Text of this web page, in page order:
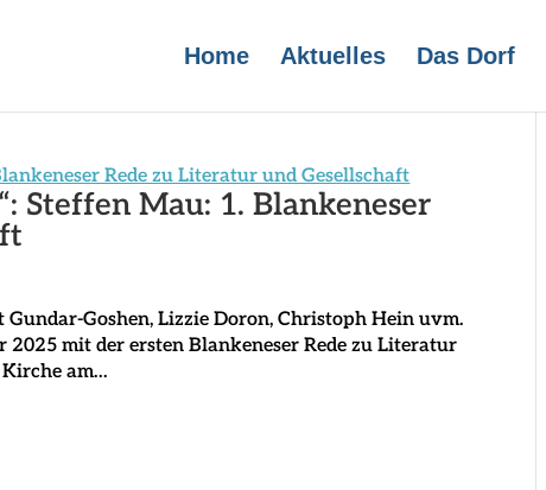
Home Aktuelles Das Dorf
Steffen Mau: 1. Blankeneser
Goshen, Lizzie Doron, Christoph Hein uvm.
2025 mit der ersten Blankeneser Rede zu Literatur
am...